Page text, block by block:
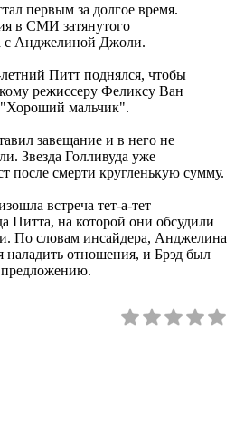
первым за долгое время.
в СМИ затянутого
с Анджелиной Джоли.
Питт поднялся, чтобы
режиссеру Феликсу Ван
"Хороший мальчик".
завещание и в него не
Звезда Голливуда уже
после смерти кругленькую сумму.
встреча тет-а-тет
на которой они обсудили
По словам инсайдера, Анджелина
отношения, и Брэд был
предложению.